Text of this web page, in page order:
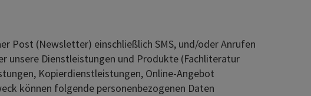
Post (Newsletter) einschließlich SMS, und/oder Anrufen
unsere Dienstleistungen und Produkte (Fachliteratur
Kopierdienstleistungen, Online-Angebot
können folgende personenbezogenen Daten